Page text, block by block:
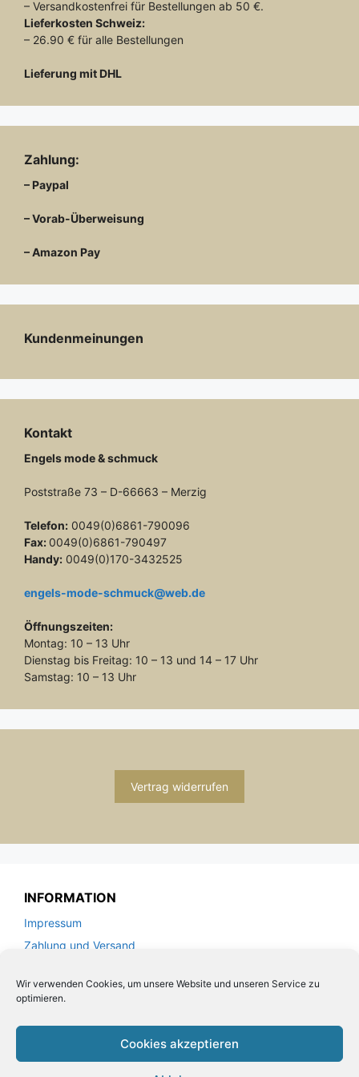
Wir verwenden Cookies, um unsere Website und unseren Service zu
optimieren.
Cookies akzeptieren
– Versandkostenfrei für Bestellungen ab 50 €.
Lieferkosten Schweiz:
– 26.90 € für alle Bestellungen
Lieferung mit DHL
Zahlung:
– Paypal
– Vorab-Überweisung
– Amazon Pay
Kundenmeinungen
Kontakt
Engels mode & schmuck
Poststraße 73 – D-66663 – Merzig
Telefon: 0049(0)6861-790096
Fax: 0049(0)6861-790497
Handy: 0049(0)170-3432525
engels-mode-schmuck@web.de
Öffnungszeiten:
Montag: 10 – 13 Uhr
Dienstag bis Freitag: 10 – 13 und 14 – 17 Uhr
Samstag: 10 – 13 Uhr
Vertrag widerrufen
INFORMATION
Impressum
Zahlung und Versand
Kundeninformationen